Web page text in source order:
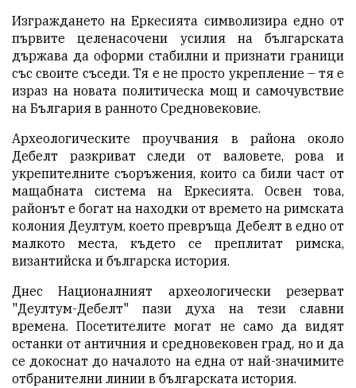
Изграждането на Еркесията символизира едно от
първите целенасочени усилия на българската
държава да оформи стабилни и признати граници
със своите съседи. Тя е не просто укрепление – тя е
израз на новата политическа мощ и самочувствие
на България в ранното Средновековие.
Археологическите проучвания в района около
Дебелт разкриват следи от валовете, рова и
укрепителните съоръжения, които са били част от
мащабната система на Еркесията. Освен това,
районът е богат на находки от времето на римската
колония Деултум, което превръща Дебелт в едно от
малкото места, където се преплитат римска,
византийска и българска история.
Днес Националният археологически резерват
"Деултум-Дебелт" пази духа на тези славни
времена. Посетителите могат не само да видят
останки от античния и средновековен град, но и да
се докоснат до началото на една от най-значимите
отбранителни линии в българската история.